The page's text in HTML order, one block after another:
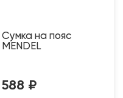
Сумка на пояс
MENDEL
588 ₽